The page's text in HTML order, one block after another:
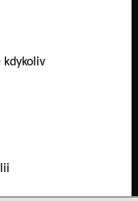
kdykoliv